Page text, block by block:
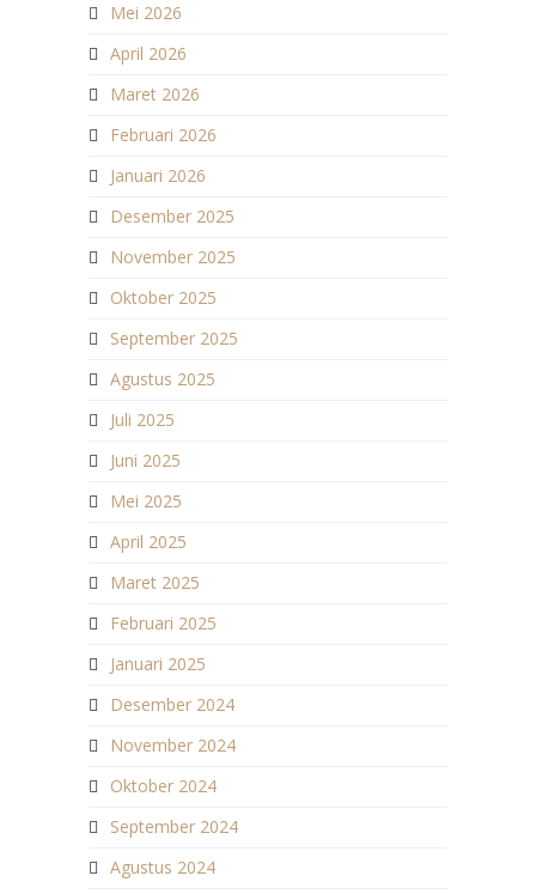
Mei 2026
April 2026
Maret 2026
Februari 2026
Januari 2026
Desember 2025
November 2025
Oktober 2025
September 2025
Agustus 2025
Juli 2025
Juni 2025
Mei 2025
April 2025
Maret 2025
Februari 2025
Januari 2025
Desember 2024
November 2024
Oktober 2024
September 2024
Agustus 2024